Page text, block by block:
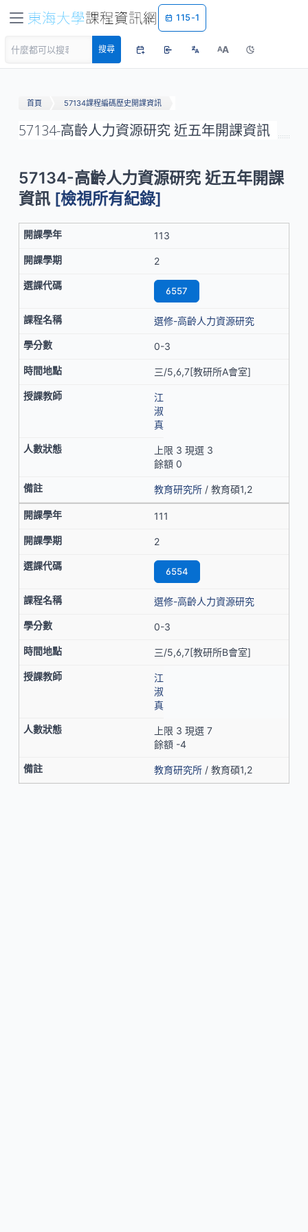
115-1
搜尋 AA
首頁 57134課程編碼歷史開課資訊
57134-高齡人力資源研究 近五年開課資訊
57134-高齡人力資源研究 近五年開課
資訊 [檢視所有紀錄]
113
2
6557
選修-高齡人力資源研究
0-3
三/5,6,7[教研所A會室]
江
淑
真
上限 3 現選 3
餘額 0
教育研究所 / 教育碩1,2
111
2
6554
選修-高齡人力資源研究
0-3
三/5,6,7[教研所B會室]
江
淑
真
上限 3 現選 7
餘額 -4
教育研究所 / 教育碩1,2